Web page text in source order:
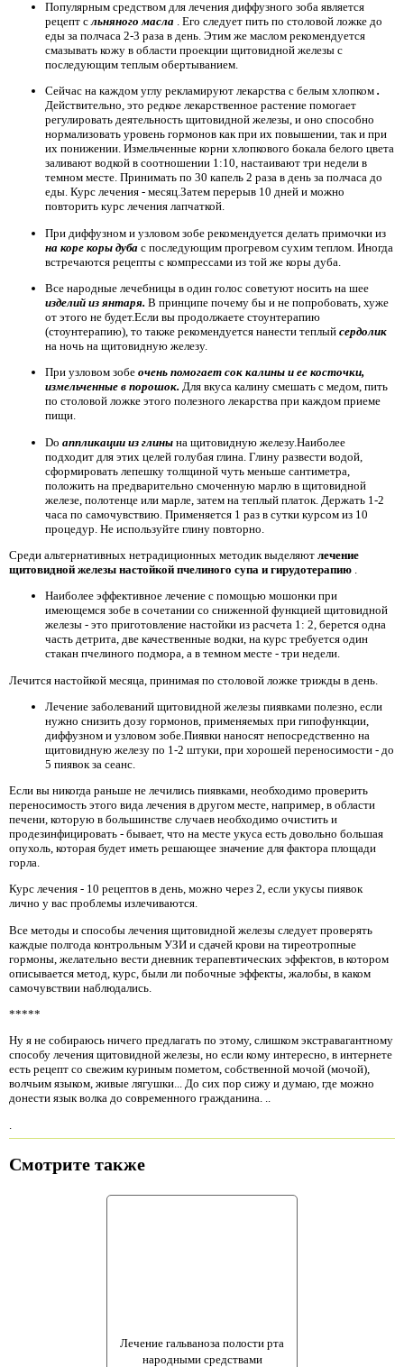
Популярным средством для лечения диффузного зоба является
рецепт с льняного масла . Его следует пить по столовой ложке до
еды за полчаса 2-3 раза в день. Этим же маслом рекомендуется
смазывать кожу в области проекции щитовидной железы с
последующим теплым обертыванием.
Сейчас на каждом углу рекламируют лекарства с белым хлопком .
Действительно, это редкое лекарственное растение помогает
регулировать деятельность щитовидной железы, и оно способно
нормализовать уровень гормонов как при их повышении, так и при
их понижении. Измельченные корни хлопкового бокала белого цвета
заливают водкой в ​​соотношении 1:10, настаивают три недели в
темном месте. Принимать по 30 капель 2 раза в день за полчаса до
еды. Курс лечения - месяц.Затем перерыв 10 дней и можно
повторить курс лечения лапчаткой.
При диффузном и узловом зобе рекомендуется делать примочки из
на коре коры дуба с последующим прогревом сухим теплом. Иногда
встречаются рецепты с компрессами из той же коры дуба.
Все народные лечебницы в один голос советуют носить на шее
изделий из янтаря. В принципе почему бы и не попробовать, хуже
от этого не будет.Если вы продолжаете стоунтерапию
(стоунтерапию), то также рекомендуется нанести теплый сердолик
на ночь на щитовидную железу.
При узловом зобе очень помогает сок калины и ее косточки,
измельченные в порошок. Для вкуса калину смешать с медом, пить
по столовой ложке этого полезного лекарства при каждом приеме
пищи.
Do аппликации из глины на щитовидную железу.Наиболее
подходит для этих целей голубая глина. Глину развести водой,
сформировать лепешку толщиной чуть меньше сантиметра,
положить на предварительно смоченную марлю в щитовидной
железе, полотенце или марле, затем на теплый платок. Держать 1-2
часа по самочувствию. Применяется 1 раз в сутки курсом из 10
процедур. Не используйте глину повторно.
Среди альтернативных нетрадиционных методик выделяют лечение
щитовидной железы настойкой пчелиного супа и гирудотерапию
Наиболее эффективное лечение с помощью мошонки при
имеющемся зобе в сочетании со сниженной функцией щитовидной
железы - это приготовление настойки из расчета 1: 2, берется одна
часть детрита, две качественные водки, на курс требуется один
стакан пчелиного подмора, а в темном месте - три недели.
Лечится настойкой месяца, принимая по столовой ложке трижды в день.
Лечение заболеваний щитовидной железы пиявками полезно, если
нужно снизить дозу гормонов, применяемых при гипофункции,
диффузном и узловом зобе.Пиявки наносят непосредственно на
щитовидную железу по 1-2 штуки, при хорошей переносимости - до
5 пиявок за сеанс.
Если вы никогда раньше не лечились пиявками, необходимо проверить
переносимость этого вида лечения в другом месте, например, в области
печени, которую в большинстве случаев необходимо очистить и
продезинфицировать - бывает, что на месте укуса есть довольно большая
опухоль, которая будет иметь решающее значение для фактора площади
горла.
Курс лечения - 10 рецептов в день, можно через 2, если укусы пиявок
лично у вас проблемы излечиваются.
Все методы и способы лечения щитовидной железы следует проверять
каждые полгода контрольным УЗИ и сдачей крови на тиреотропные
гормоны, желательно вести дневник терапевтических эффектов, в котором
описывается метод, курс, были ли побочные эффекты, жалобы, в каком
самочувствии наблюдались.
*****
Ну я не собираюсь ничего предлагать по этому, слишком экстравагантному
способу лечения щитовидной железы, но если кому интересно, в интернете
есть рецепт со свежим куриным пометом, собственной мочой (мочой),
волчьим языком, живые лягушки... До сих пор сижу и думаю, где можно
донести язык волка до современного гражданина. ..
Смотрите также
Лечение гальваноза полости рта
народными средствами